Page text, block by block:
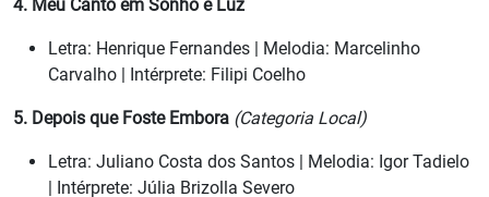
4. Meu Canto em Sonho e Luz
Letra: Henrique Fernandes | Melodia: Marcelinho
Carvalho | Intérprete: Filipi Coelho
5. Depois que Foste Embora (Categoria Local)
Letra: Juliano Costa dos Santos | Melodia: Igor Tadielo
| Intérprete: Júlia Brizolla Severo